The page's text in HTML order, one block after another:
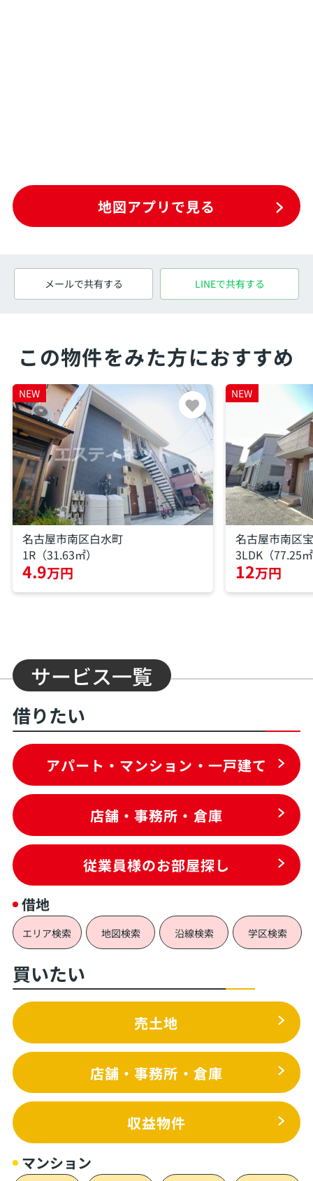
地図アプリで見る
メールで共有する LINEで共有する
この物件をみた方におすすめ
NEW
名古屋市南区白水町
1R（31.63㎡）
4.9万円
NEW
名古屋市南区
3LDK（77.25
12万円
サービス一覧
借りたい
アパート・マンション・一戸建て
店舗・事務所・倉庫
従業員様のお部屋探し
借地
エリア検索 地図検索 沿線検索 学区検索
買いたい
売土地
店舗・事務所・倉庫
収益物件
マンション